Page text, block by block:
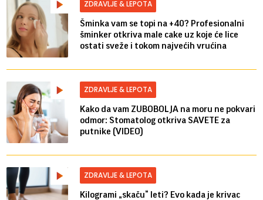
ZDRAVLJE & LEPOTA
Šminka vam se topi na +40? Profesionalni
šminker otkriva male cake uz koje će lice
ostati sveže i tokom najvećih vrućina
ZDRAVLJE & LEPOTA
Kako da vam ZUBOBOLJA na moru ne pokvari
odmor: Stomatolog otkriva SAVETE za
putnike (VIDEO)
ZDRAVLJE & LEPOTA
Kilogrami „skaču“ leti? Evo kada je krivac